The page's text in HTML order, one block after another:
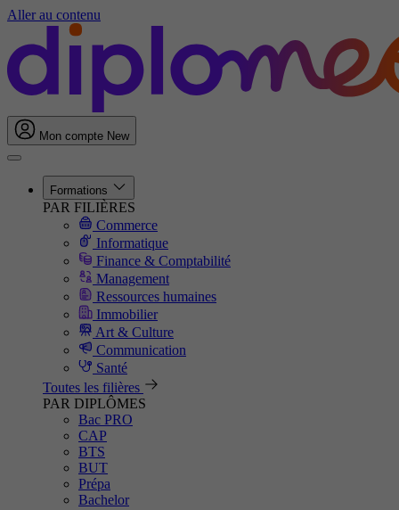
Aller au contenu
Mon compte New
Formations
PAR FILIÈRES
Commerce
Informatique
Finance & Comptabilité
Management
Ressources humaines
Immobilier
Art & Culture
Communication
Santé
Toutes les filières
PAR DIPLÔMES
Bac PRO
CAP
BTS
BUT
Prépa
Bachelor